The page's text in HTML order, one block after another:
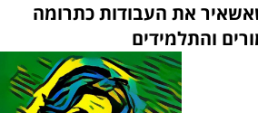
את העבודות כתרומה
והתלמידים